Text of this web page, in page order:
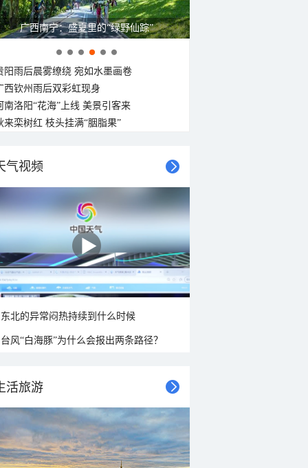
广西南宁：盛夏里的“绿野仙踪”
阳雨后晨雾缭绕 宛如水墨画卷
西钦州雨后双彩虹现身
南洛阳“花海”上线 美景引客来
来栾树红 枝头挂满“胭脂果”
气视频
东北的异常闷热持续到什么时候
台风“白海豚”为什么会报出两条路径？
活旅游